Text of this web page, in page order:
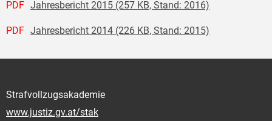
PDF Jahresbericht 2015 (257 KB, Stand: 2016)
PDF Jahresbericht 2014 (226 KB, Stand: 2015)
Strafvollzugsakademie
www.justiz.gv.at/stak